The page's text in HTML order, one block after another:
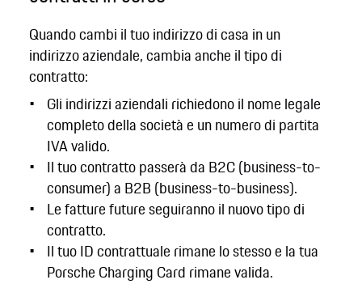
Quando cambi il tuo indirizzo di casa in un
indirizzo aziendale, cambia anche il tipo di
contratto:
Gli indirizzi aziendali richiedono il nome legale
completo della società e un numero di partita
IVA valido.
Il tuo contratto passerà da B2C (business-to-
consumer) a B2B (business-to-business).
Le fatture future seguiranno il nuovo tipo di
contratto.
Il tuo ID contrattuale rimane lo stesso e la tua
Porsche Charging Card rimane valida.